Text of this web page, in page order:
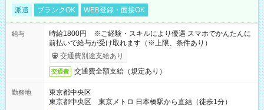
派遣 ブランクOK WEB登録・面接OK
給与
時給1800円 ※ご経験・スキルにより優遇 スマホでかんたんに
前払いで給与が受け取れます（※上限、条件あり）
交通費別途支給あり
交通費 交通費全額支給（規定あり）
勤務地
東京都中央区
東京都中央区 東京メトロ 日本橋駅から直結（徒歩1分）